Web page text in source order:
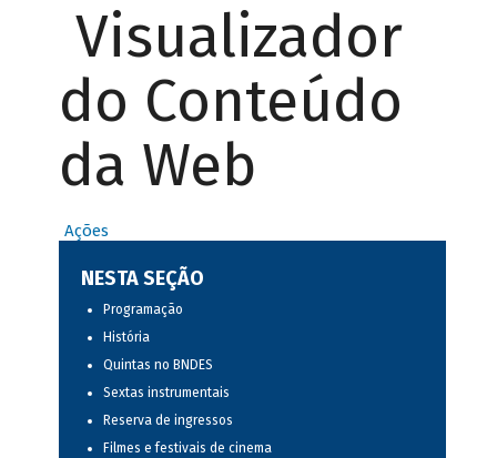
Visualizador
do Conteúdo
da Web
Ações
NESTA SEÇÃO
Programação
História
Quintas no BNDES
Sextas instrumentais
Reserva de ingressos
Filmes e festivais de cinema